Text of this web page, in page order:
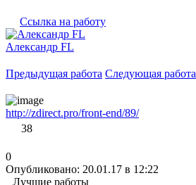
Ссылка на работу
Александр FL
Предыдущая работа Следующая работа
http://zdirect.pro/front-end/89/
38
0
Опубликовано: 20.01.17 в 12:22
Лучшие работы